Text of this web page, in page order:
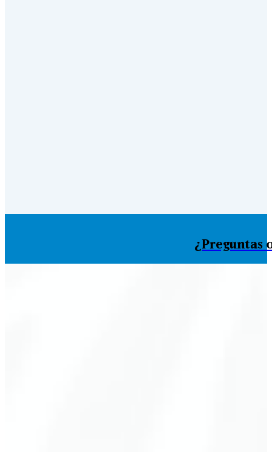
¿Preguntas